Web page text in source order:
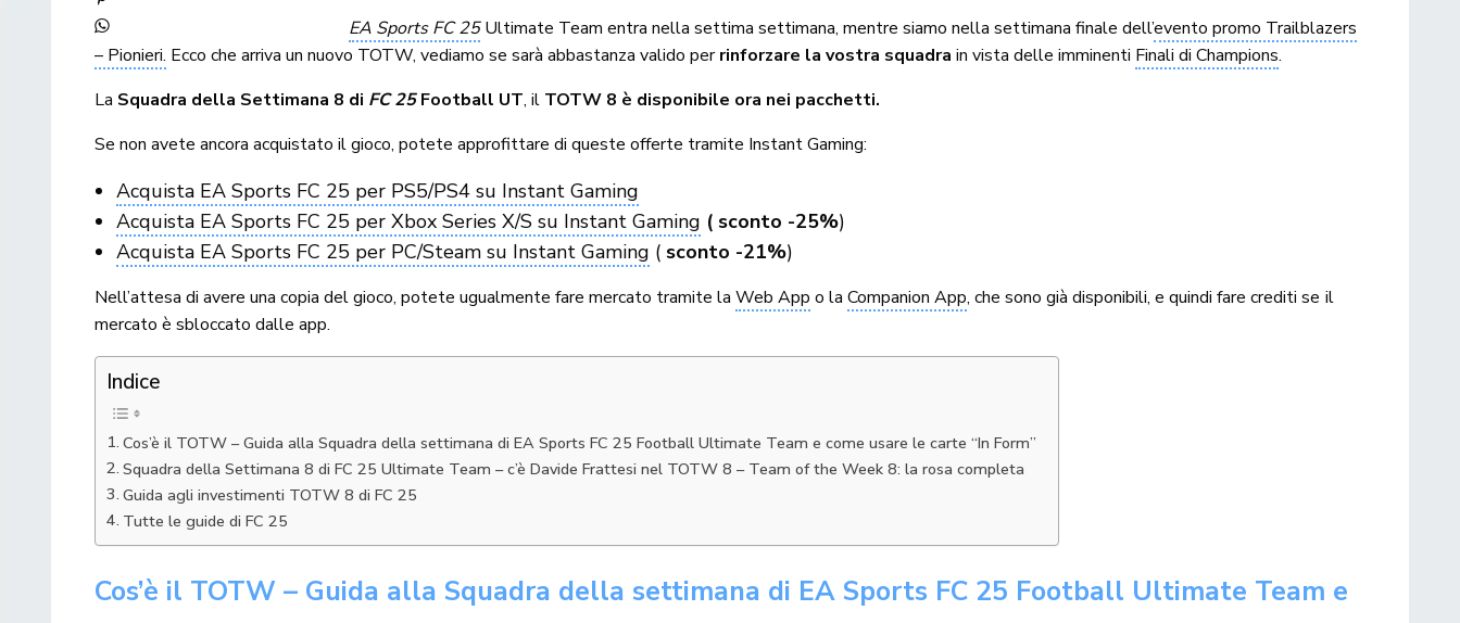
EA Sports FC 25Ultimate Team entra nella settima settimana, mentre siamo nella settimana finale dell’evento promo Trailblazers
– Pionieri. Ecco che arriva un nuovo TOTW, vediamo se sarà abbastanza valido perrinforzare la vostra squadra in vista delle imminenti Finali di Champions.
La Squadra della Settimana 8 di FC 25Football UT, il TOTW 8 è disponibile ora nei pacchetti.
Se non avete ancora acquistato il gioco, potete approfittare di queste offerte tramite Instant Gaming:
Acquista EA Sports FC 25 per PS5/PS4 su Instant Gaming
Acquista EA Sports FC 25 per Xbox Series X/S su Instant Gaming ( sconto -25%)
Acquista EA Sports FC 25 per PC/Steam su Instant Gaming ( sconto -21%)
Nell’attesa di avere una copia del gioco, potete ugualmente fare mercato tramite laWeb App o laCompanion App, che sono già disponibili, e quindi fare crediti se il
mercato è sbloccato dalle app.
Indice
Cos’è il TOTW – Guida alla Squadra della settimana di EA Sports FC 25 Football Ultimate Team e come usare le carte “In Form”
Squadra della Settimana 8 di FC 25 Ultimate Team – c’è Davide Frattesi nel TOTW 8 – Team of the Week 8: la rosa completa
Guida agli investimenti TOTW 8 di FC 25
Tutte le guide di FC 25
Cos’è il TOTW – Guida alla Squadra della settimana di EA Sports FC 25 Football Ultimate Team e